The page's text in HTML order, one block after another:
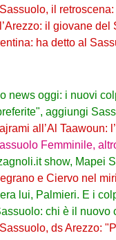
il retroscena: "L'offerta
il giovane del Sassuolo in
ha detto al Sassuolo che
oggi: i nuovi colpi di
aggiungi
Taawoun: l’ex Sassuolo lascia
Femminile, altro
show, Mapei Stadium:
e Ciervo nel mirino: i lupi
lui, Palmieri. E i colpi
è il nuovo colpo di Palmieri
ds Arezzo: "Presto